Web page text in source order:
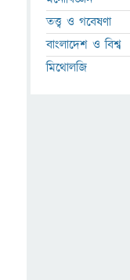
তত্ত্ব ও গবেষণা
বাংলাদেশ ও বিশ্ব
মিথোলজি